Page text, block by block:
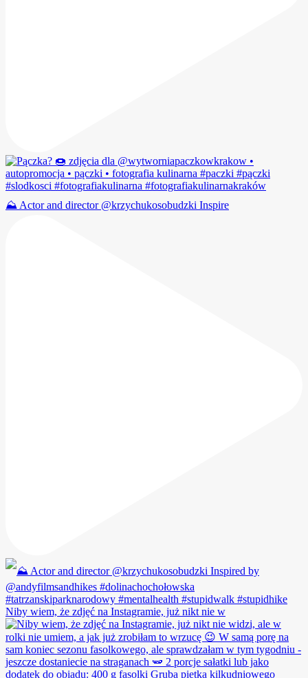
⛰️ Actor and director @krzychukosobudzki Inspire
Niby wiem, że zdjęć na Instagramie, już nikt nie w